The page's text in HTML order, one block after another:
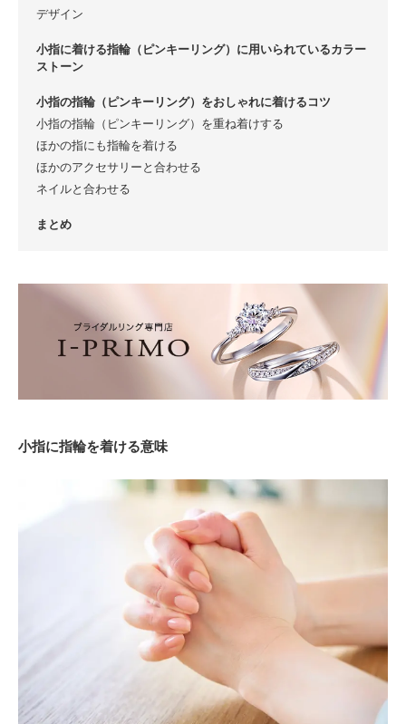
デザイン
小指に着ける指輪（ピンキーリング）に用いられているカラー
ストーン
小指の指輪（ピンキーリング）をおしゃれに着けるコツ
小指の指輪（ピンキーリング）を重ね着けする
ほかの指にも指輪を着ける
ほかのアクセサリーと合わせる
ネイルと合わせる
まとめ
小指に指輪を着ける意味